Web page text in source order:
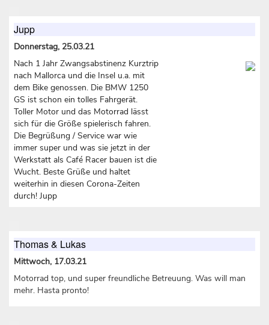
Jupp
Donnerstag, 25.03.21
Nach 1 Jahr Zwangsabstinenz Kurztrip
nach Mallorca und die Insel u.a. mit
dem Bike genossen. Die BMW 1250
GS ist schon ein tolles Fahrgerät.
Toller Motor und das Motorrad lässt
sich für die Größe spielerisch fahren.
Die Begrüßung / Service war wie
immer super und was sie jetzt in der
Werkstatt als Café Racer bauen ist die
Wucht. Beste Grüße und haltet
weiterhin in diesen Corona-Zeiten
durch! Jupp
Thomas & Lukas
Mittwoch, 17.03.21
Motorrad top, und super freundliche Betreuung. Was will man
mehr. Hasta pronto!